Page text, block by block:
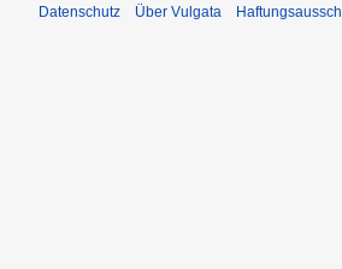
Datenschutz Über Vulgata